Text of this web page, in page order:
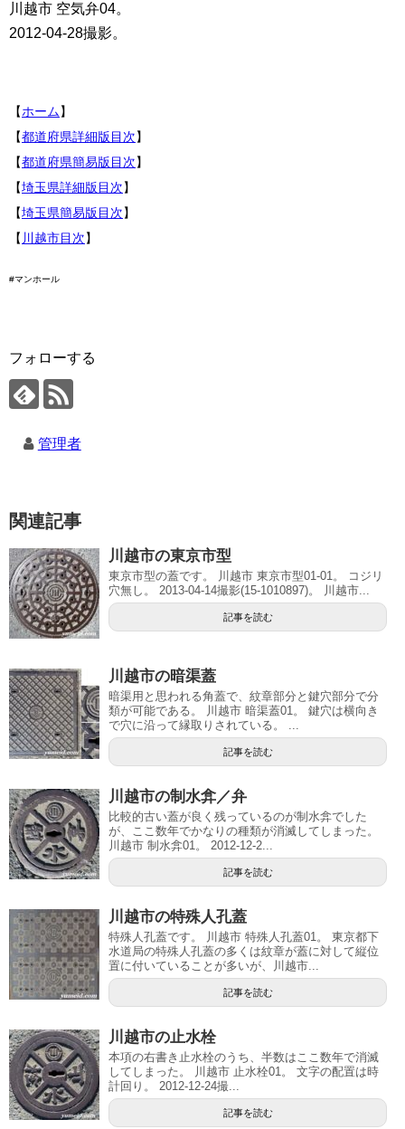
川越市 空気弁04。
2012-04-28撮影。
【ホーム】
【都道府県詳細版目次】
【都道府県簡易版目次】
【埼玉県詳細版目次】
【埼玉県簡易版目次】
【 川越市目次】
#マンホール
フォローする
管理者
関連記事
川越市の東京市型
東京市型の蓋です。 川越市 東京市型01-01。 コジリ
穴無し。 2013-04-14撮影(15-1010897)。 川越市...
記事を読む
川越市の暗渠蓋
暗渠用と思われる角蓋で、紋章部分と鍵穴部分で分
類が可能である。 川越市 暗渠蓋01。 鍵穴は横向き
で穴に沿って縁取りされている。 ...
記事を読む
川越市の制水弇／弁
比較的古い蓋が良く残っているのが制水弇でした
が、ここ数年でかなりの種類が消滅してしまった。
川越市 制水弇01。 2012-12-2...
記事を読む
川越市の特殊人孔蓋
特殊人孔蓋です。 川越市 特殊人孔蓋01。 東京都下
水道局の特殊人孔蓋の多くは紋章が蓋に対して縦位
置に付いていることが多いが、川越市...
記事を読む
川越市の止水栓
本項の右書き止水栓のうち、半数はここ数年で消滅
してしまった。 川越市 止水栓01。 文字の配置は時
計回り。 2012-12-24撮...
記事を読む